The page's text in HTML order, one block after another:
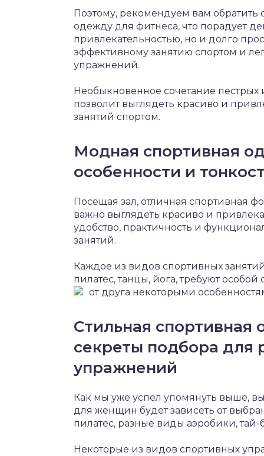
Поэтому, рекомендуем вам
одежду для фитнеса, что порадует
привлекательностью, но и долго
эффективному занятию спортом и
упражнений.
Необыкновенное сочетание
позволит выглядеть красиво и
занятий спортом.
Модная спортивная
особенности и
Посещая зал, отличная спортивная
важно выглядеть красиво и
удобство, практичность и
занятий.
Каждое из видов спортивных
пилатес, танцы, йога, требуют
от друга некоторыми
Стильная спортивная
секреты подбора для
упражнений
Как мы уже успел упомянуть выше,
для женщин будет зависеть от
пилатес, разные виды аэробики, тай-
Некоторые из видов спортивных